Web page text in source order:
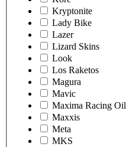
Kryptonite
Lady Bike
Lazer
Lizard Skins
Look
Los Raketos
Magura
Mavic
Maxima Racing
Maxxis
Meta
MKS